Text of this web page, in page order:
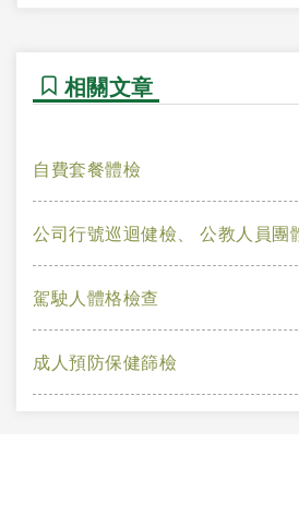
相關文章
自費套餐體檢
公司行號巡迴健檢、 公教人員團
駕駛人體格檢查
成人預防保健篩檢